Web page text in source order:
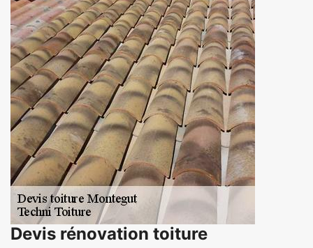
Devis rénovation toiture